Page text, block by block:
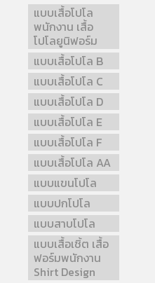
แบบเสื้อโปโล
พนักงาน เสื้อ
โปโลยูนิฟอร์ม
แบบเสื้อโปโล B
แบบเสื้อโปโล C
แบบเสื้อโปโล D
แบบเสื้อโปโล E
แบบเสื้อโปโล F
แบบเสื้อโปโล AA
แบบแขนโปโล
แบบปกโปโล
แบบสาบโปโล
แบบเสื้อเชิ้ต เสื้อ
ฟอร์มพนักงาน
Shirt Design